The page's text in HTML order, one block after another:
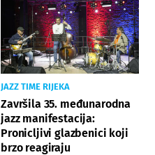
JAZZ TIME RIJEKA
Završila 35. međunarodna
jazz manifestacija:
Pronicljivi glazbenici koji
brzo reagiraju